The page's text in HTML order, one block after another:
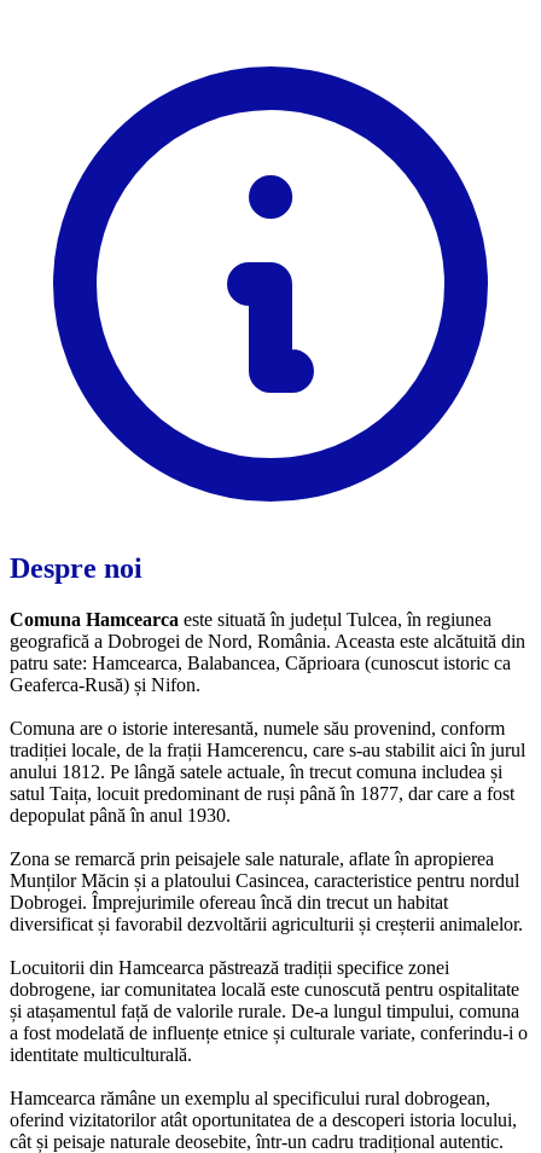
Despre noi
Comuna Hamcearca este situată în județul Tulcea, în regiunea
geografică a Dobrogei de Nord, România. Aceasta este alcătuită din
patru sate: Hamcearca, Balabancea, Căprioara (cunoscut istoric ca
Geaferca-Rusă) și Nifon.
Comuna are o istorie interesantă, numele său provenind, conform
tradiției locale, de la frații Hamcerencu, care s-au stabilit aici în jurul
anului 1812. Pe lângă satele actuale, în trecut comuna includea și
satul Taița, locuit predominant de ruși până în 1877, dar care a fost
depopulat până în anul 1930.
Zona se remarcă prin peisajele sale naturale, aflate în apropierea
Munților Măcin și a platoului Casincea, caracteristice pentru nordul
Dobrogei. Împrejurimile ofereau încă din trecut un habitat
diversificat și favorabil dezvoltării agriculturii și creșterii animalelor.
Locuitorii din Hamcearca păstrează tradiții specifice zonei
dobrogene, iar comunitatea locală este cunoscută pentru ospitalitate
și atașamentul față de valorile rurale. De-a lungul timpului, comuna
a fost modelată de influențe etnice și culturale variate, conferindu-i o
identitate multiculturală.
Hamcearca rămâne un exemplu al specificului rural dobrogean,
oferind vizitatorilor atât oportunitatea de a descoperi istoria locului,
cât și peisaje naturale deosebite, într-un cadru tradițional autentic.